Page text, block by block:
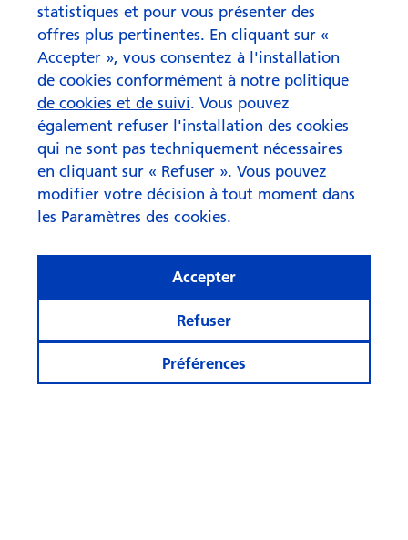
statistiques et pour vous présenter des
offres plus pertinentes. En cliquant sur «
Accepter », vous consentez à l'installation
de cookies conformément à notre politique
de cookies et de suivi. Vous pouvez
également refuser l'installation des cookies
qui ne sont pas techniquement nécessaires
en cliquant sur « Refuser ». Vous pouvez
modifier votre décision à tout moment dans
les Paramètres des cookies.
Préférences
Refuser
Accepter